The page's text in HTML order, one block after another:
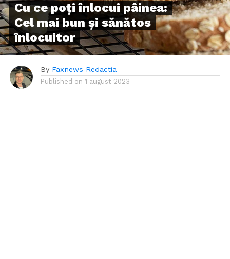
Cu ce poți înlocui pâinea:
Cel mai bun și sănătos
înlocuitor
By Faxnews Redactia
Published on 1 august 2023